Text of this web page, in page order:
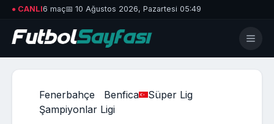
● CANLI6 maç📅 10 Ağustos 2026, Pazartesi 05:49
Fenerbahçe Benfica
Süper Lig
Şampiyonlar Ligi